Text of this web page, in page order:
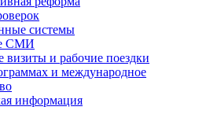
системы
СМИ
и рабочие поездки
и международное
информация